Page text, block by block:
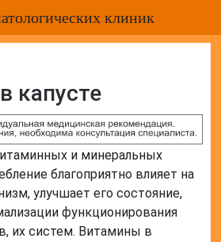
клиник
капусте
и минеральных
благоприятно влияет на
улучшает его состояние,
функционирования
их систем. Витамины в